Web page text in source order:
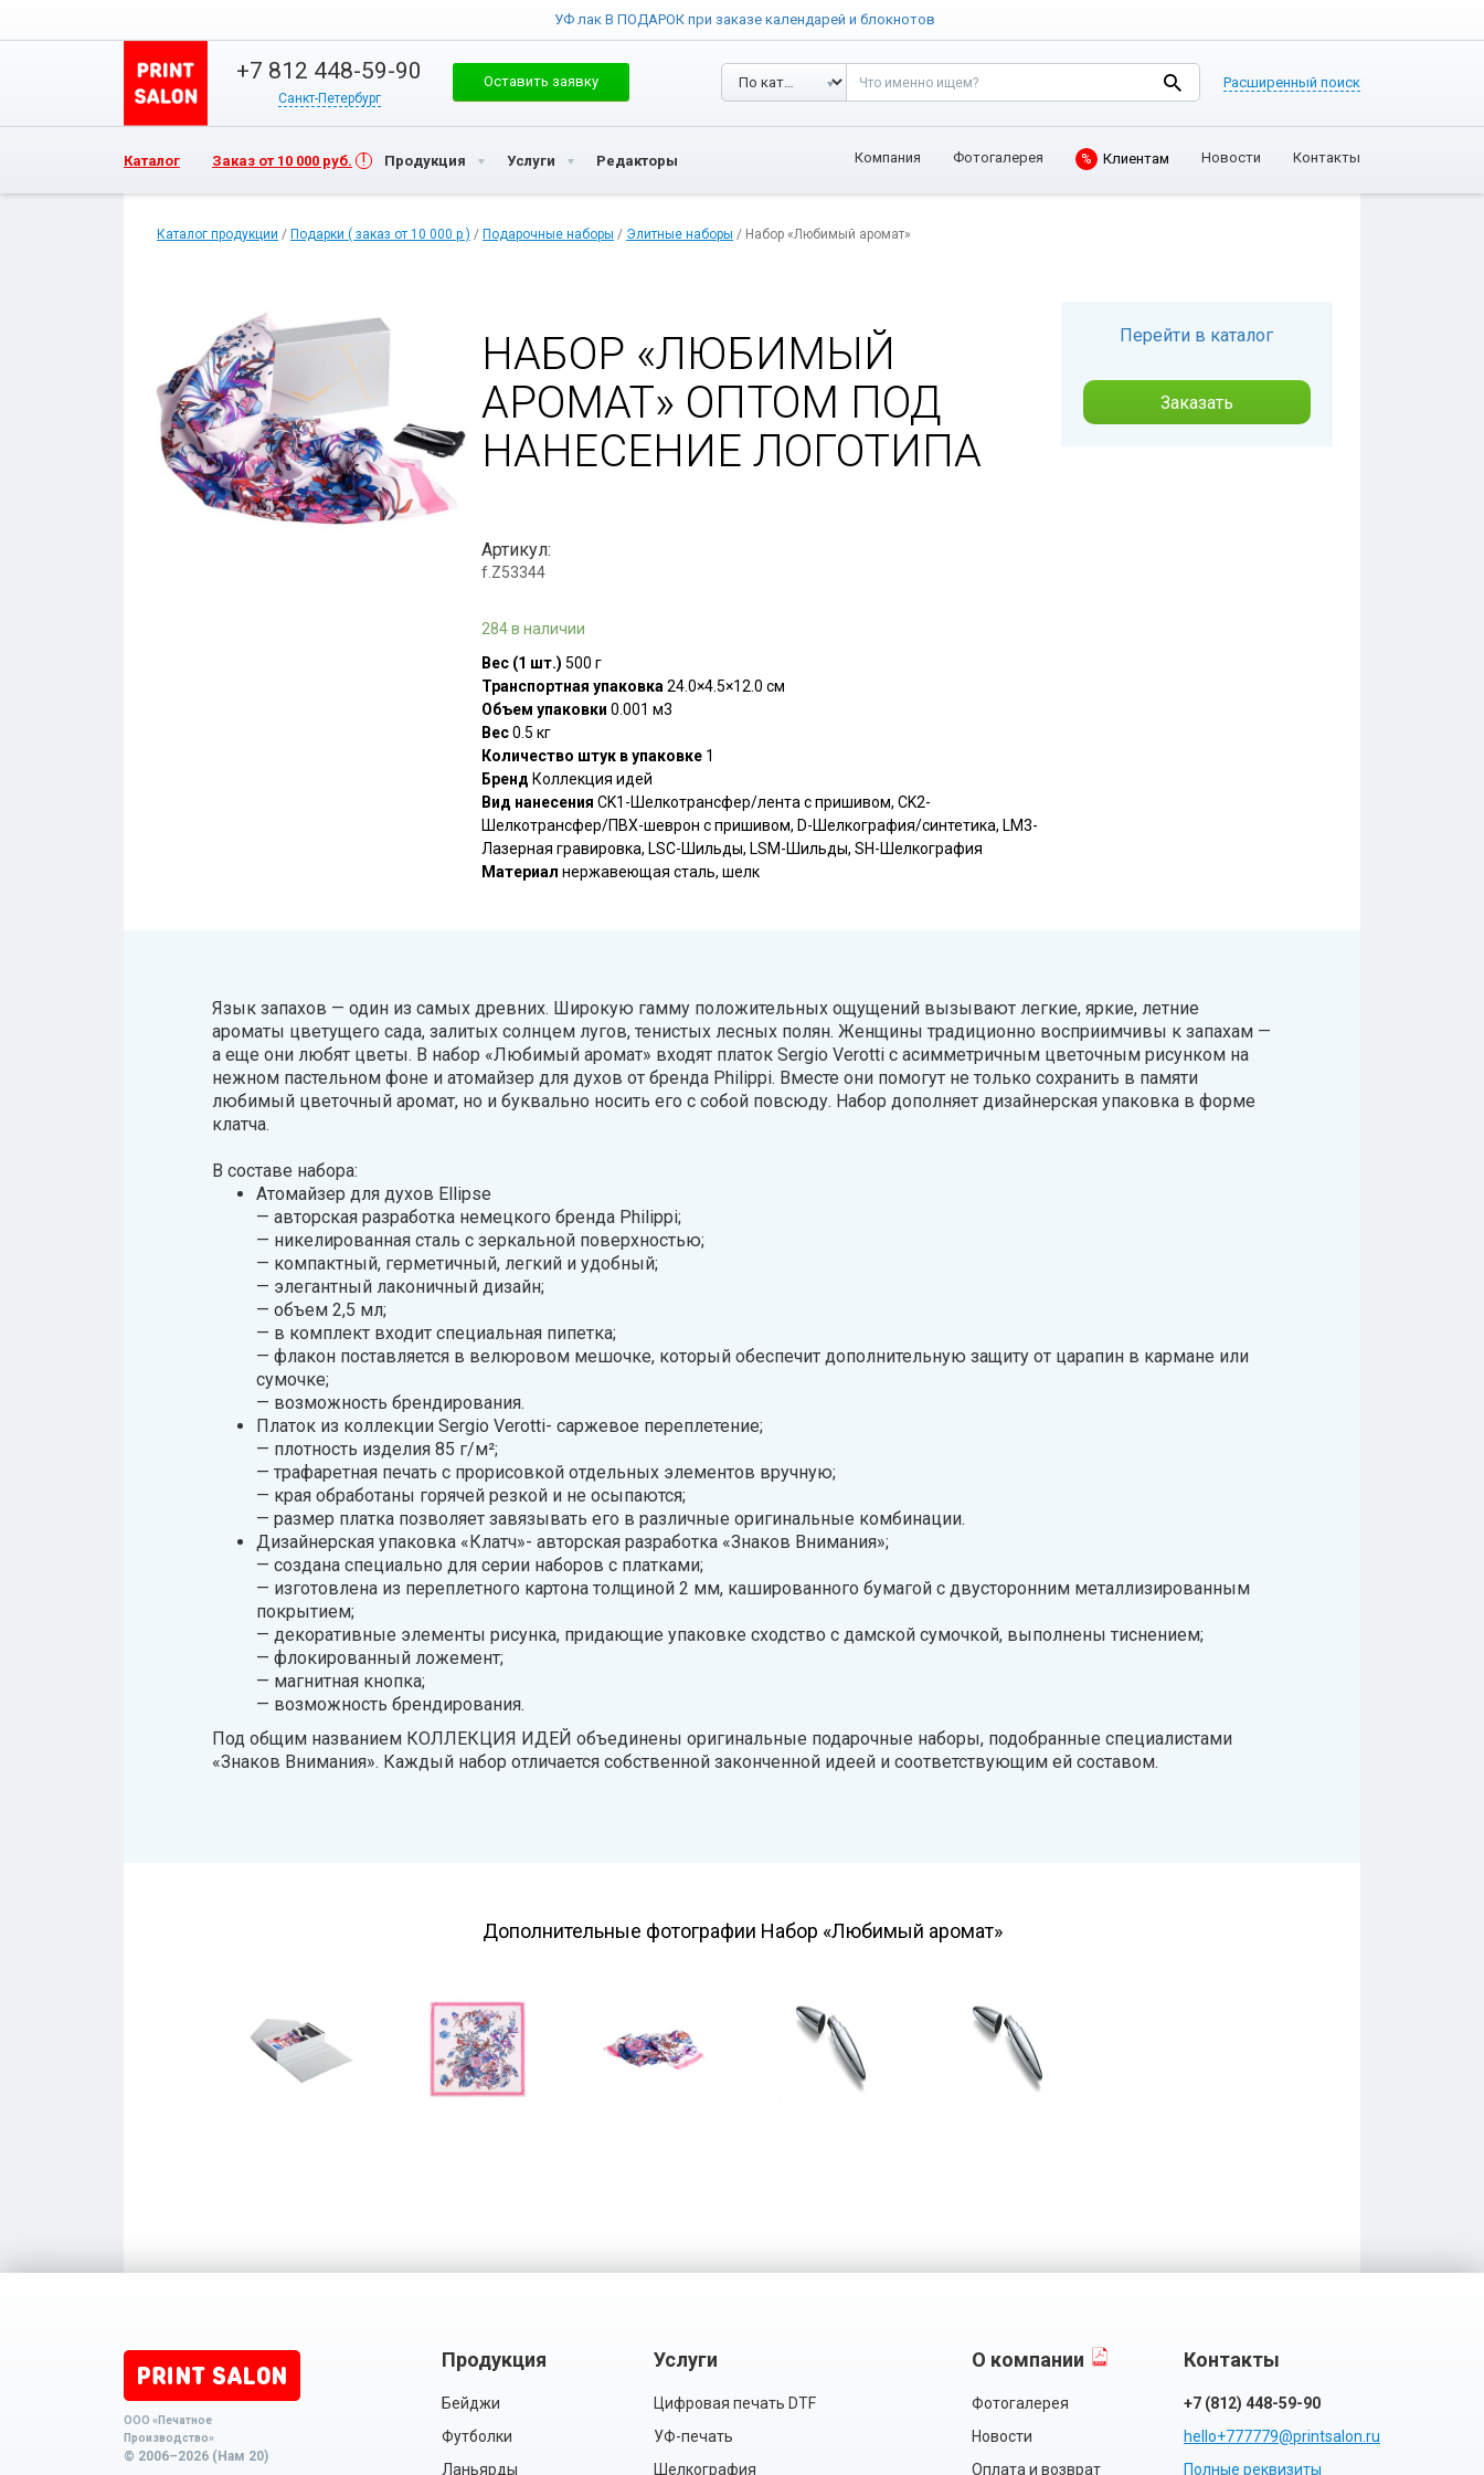
УФ лак В ПОДАРОК при заказе календарей и блокнотов
+7 812 448-59-90
Санкт-Петербург
Оставить заявку Расширенный поиск
Каталог Заказ от 10 000 руб. Продукция Услуги Редакторы Компания Фотогалерея % Клиентам Новости Контакты
Каталог продукции / Подарки ( заказ от 10 000 р ) / Подарочные наборы / Элитные наборы / Набор «Любимый аромат»
НАБОР «ЛЮБИМЫЙ
АРОМАТ» ОПТОМ ПОД
НАНЕСЕНИЕ ЛОГОТИПА
Артикул:
f.Z53344
284 в наличии
Вес (1 шт.) 500 г
Транспортная упаковка 24.0×4.5×12.0 см
Объем упаковки 0.001 м3
Вес0.5 кг
Количество штук в упаковке 1
Бренд Коллекция идей
Вид нанесения CK1-Шелкотрансфер/лента с пришивом, CK2-
Шелкотрансфер/ПВХ-шеврон с пришивом, D-Шелкография/синтетика, LM3-
Лазерная гравировка, LSC-Шильды, LSM-Шильды, SH-Шелкография
Материал нержавеющая сталь, шелк
Перейти в каталог
Заказать
Язык запахов — один из самых древних. Широкую гамму положительных ощущений вызывают легкие, яркие, летние
ароматы цветущего сада, залитых солнцем лугов, тенистых лесных полян. Женщины традиционно восприимчивы к запахам —
а еще они любят цветы. В набор «Любимый аромат» входят платок Sergio Verotti с асимметричным цветочным рисунком на
нежном пастельном фоне и атомайзер для духов от бренда Philippi. Вместе они помогут не только сохранить в памяти
любимый цветочный аромат, но и буквально носить его с собой повсюду. Набор дополняет дизайнерская упаковка в форме
клатча.
В составе набора:
Атомайзер для духов Ellipse
— авторская разработка немецкого бренда Philippi;
— никелированная сталь с зеркальной поверхностью;
— компактный, герметичный, легкий и удобный;
— элегантный лаконичный дизайн;
— объем 2,5 мл;
— в комплект входит специальная пипетка;
— флакон поставляется в велюровом мешочке, который обеспечит дополнительную защиту от царапин в кармане или
сумочке;
— возможность брендирования.
Платок из коллекции Sergio Verotti- саржевое переплетение;
— плотность изделия 85 г/м²;
— трафаретная печать с прорисовкой отдельных элементов вручную;
— края обработаны горячей резкой и не осыпаются;
— размер платка позволяет завязывать его в различные оригинальные комбинации.
Дизайнерская упаковка «Клатч»- авторская разработка «Знаков Внимания»;
— создана специально для серии наборов с платками;
— изготовлена из переплетного картона толщиной 2 мм, кашированного бумагой с двусторонним металлизированным
покрытием;
— декоративные элементы рисунка, придающие упаковке сходство с дамской сумочкой, выполнены тиснением;
— флокированный ложемент;
— магнитная кнопка;
— возможность брендирования.
Под общим названием КОЛЛЕКЦИЯ ИДЕЙ объединены оригинальные подарочные наборы, подобранные специалистами
«Знаков Внимания». Каждый набор отличается собственной законченной идеей и соответствующим ей составом.
Дополнительные фотографии Набор «Любимый аромат»
ООО «Печатное
Производство»
© 2006–2026 (Нам 20)
Продукция
Бейджи
Футболки
Ланьярды
Услуги
Цифровая печать DTF
УФ-печать
Шелкография
О компании
Фотогалерея
Новости
Оплата и возврат
Контакты
+7 (812) 448-59-90
hello+777779@printsalon.ru
Полные реквизиты